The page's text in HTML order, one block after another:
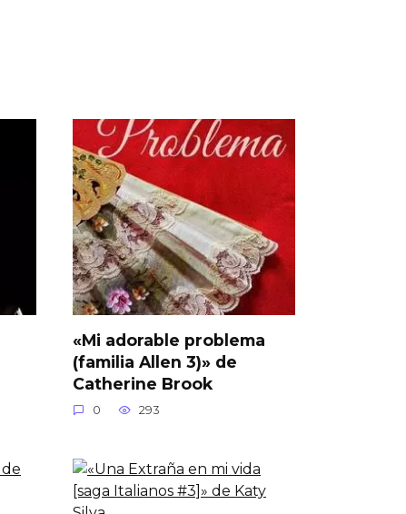
«Mi adorable problema
(familia Allen 3)» de
Catherine Brook
0 293